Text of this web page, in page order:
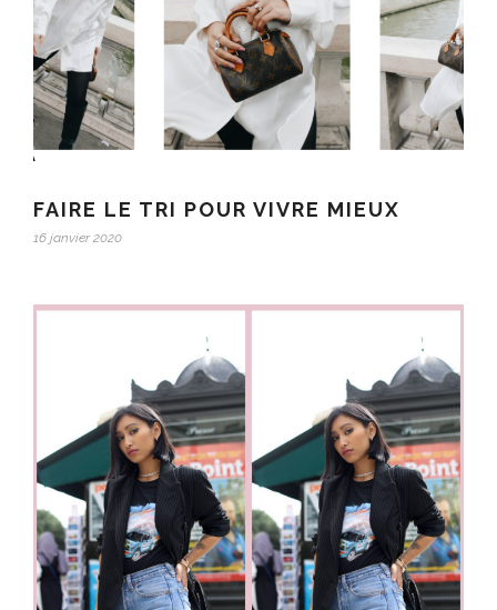
FAIRE LE TRI POUR VIVRE MIEUX
16 janvier 2020